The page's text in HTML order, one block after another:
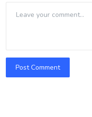
Post Comment